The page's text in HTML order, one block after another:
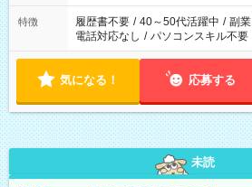
特徴 履歴書不要 / 40～50代活躍中 / 副
電話対応なし / パソコンスキル不要
気になる！ 応募する
未読